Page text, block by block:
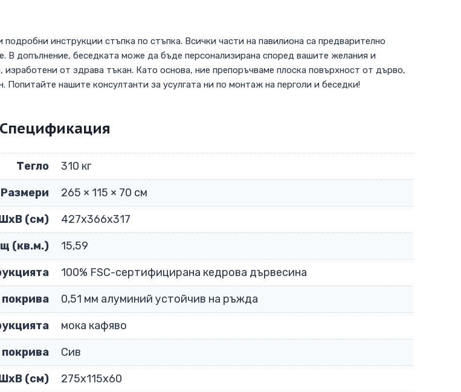
инструкции стъпка по стъпка. Всички части на павилиона са предварително
В допълнение, беседката може да бъде персонализирана според вашите желания и
от здрава тъкан. Като основа, ние препоръчваме плоска повърхност от дърво,
нашите консултанти за усулгата ни по монтаж на перголи и беседки!
Спецификация
Тегло
310 кг
Размери
265 × 115 × 70 см
(см)
427х366х317
(кв.м.)
15,59
100% FSC-сертифицирана кедрова дървесина
0,51 мм алуминий устойчив на ръжда
мока кафяво
Сив
(см)
275х115х60